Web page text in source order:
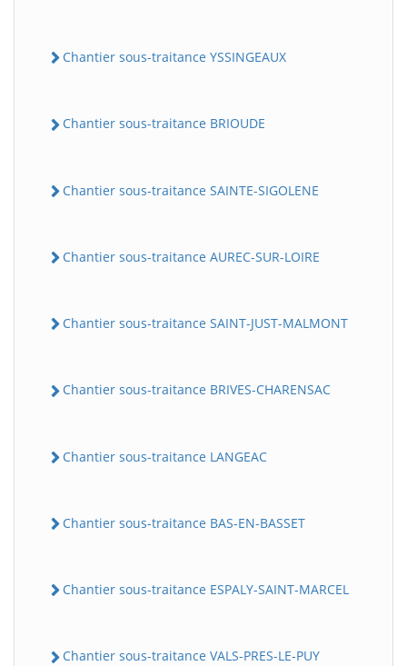
Chantier sous-traitance YSSINGEAUX
Chantier sous-traitance BRIOUDE
Chantier sous-traitance SAINTE-SIGOLENE
Chantier sous-traitance AUREC-SUR-LOIRE
Chantier sous-traitance SAINT-JUST-MALMONT
Chantier sous-traitance BRIVES-CHARENSAC
Chantier sous-traitance LANGEAC
Chantier sous-traitance BAS-EN-BASSET
Chantier sous-traitance ESPALY-SAINT-MARCEL
Chantier sous-traitance VALS-PRES-LE-PUY